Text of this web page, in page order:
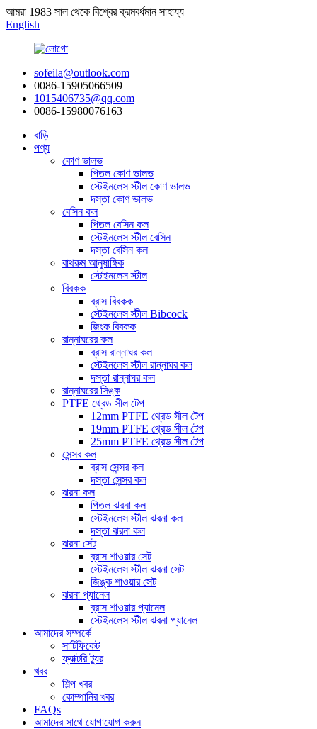
আমরা 1983 সাল থেকে বিশ্বের ক্রমবর্ধমান সাহায্য
English
sofeila@outlook.com
0086-15905066509
1015406735@qq.com
0086-15980076163
বাড়ি
পণ্য
কোণ ভালভ
পিতল কোণ ভালভ
স্টেইনলেস স্টীল কোণ ভালভ
দস্তা কোণ ভালভ
বেসিন কল
পিতল বেসিন কল
স্টেইনলেস স্টীল বেসিন
দস্তা বেসিন কল
বাথরুম আনুষাঙ্গিক
স্টেইনলেস স্টীল
বিবকক
ব্রাস বিবকক
স্টেইনলেস স্টীল Bibcock
জিংক বিবকক
রান্নাঘরের কল
ব্রাস রান্নাঘর কল
স্টেইনলেস স্টীল রান্নাঘর কল
দস্তা রান্নাঘর কল
রান্নাঘরের সিঙ্ক
PTFE থ্রেড সীল টেপ
12mm PTFE থ্রেড সীল টেপ
19mm PTFE থ্রেড সীল টেপ
25mm PTFE থ্রেড সীল টেপ
সেন্সর কল
ব্রাস সেন্সর কল
দস্তা সেন্সর কল
ঝরনা কল
পিতল ঝরনা কল
স্টেইনলেস স্টীল ঝরনা কল
দস্তা ঝরনা কল
ঝরনা সেট
ব্রাস শাওয়ার সেট
স্টেইনলেস স্টীল ঝরনা সেট
জিঙ্ক শাওয়ার সেট
ঝরনা প্যানেল
ব্রাস শাওয়ার প্যানেল
স্টেইনলেস স্টীল ঝরনা প্যানেল
আমাদের সম্পর্কে
সার্টিফিকেট
ফ্যাক্টরি ট্যুর
খবর
শিল্প খবর
কোম্পানির খবর
FAQs
আমাদের সাথে যোগাযোগ করুন